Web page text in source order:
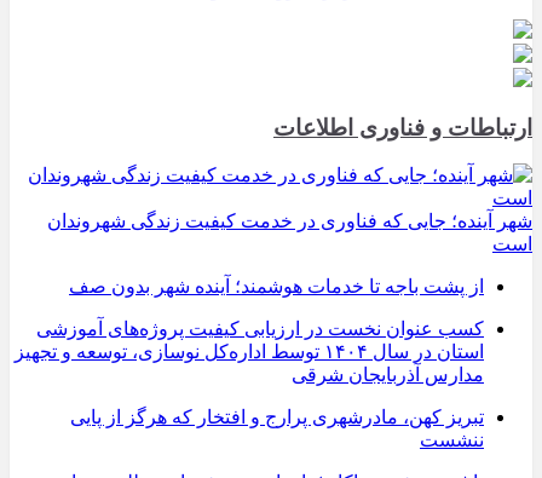
ارتباطات و فناوری اطلاعات
شهر آینده؛ جایی که فناوری در خدمت کیفیت زندگی شهروندان
است
از پشت باجه تا خدمات هوشمند؛ آینده شهر بدون صف
کسب عنوان نخست در ارزیابی کیفیت پروژه‌های آموزشی
استان در سال ۱۴۰۴ توسط اداره‌کل نوسازی، توسعه و تجهیز
مدارس آذربایجان شرقی
تبریز کهن، مادرشهری پرارج و افتخار که هرگز از پایی
ننشست